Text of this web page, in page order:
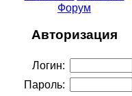
Форум
Авторизация
Логин:
Пароль: